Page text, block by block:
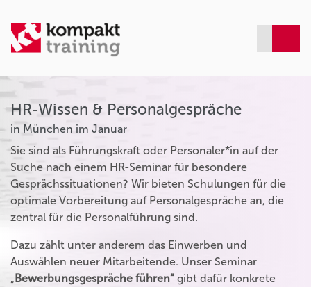
HR-Wissen & Personalgespräche
in München im Januar
Sie sind als Führungskraft oder Personaler*in auf der
Suche nach einem HR-Seminar für besondere
Gesprächssituationen? Wir bieten Schulungen für die
optimale Vorbereitung auf Personalgespräche an, die
zentral für die Personalführung sind.
Dazu zählt unter anderem das Einwerben und
Auswählen neuer Mitarbeitende. Unser Seminar
„Bewerbungsgespräche führen“ gibt dafür konkrete